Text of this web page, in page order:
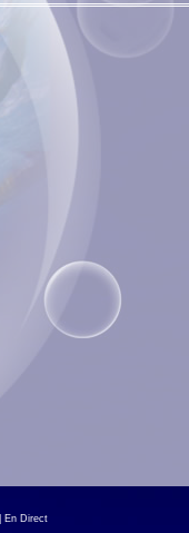
En Direct